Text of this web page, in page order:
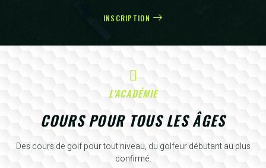
INSCRIPTION
L'ACADÉMIE
COURS POUR TOUS LES ÂGES
Des cours de golf pour tout niveau, du golfeur débutant au plus
confirmé.